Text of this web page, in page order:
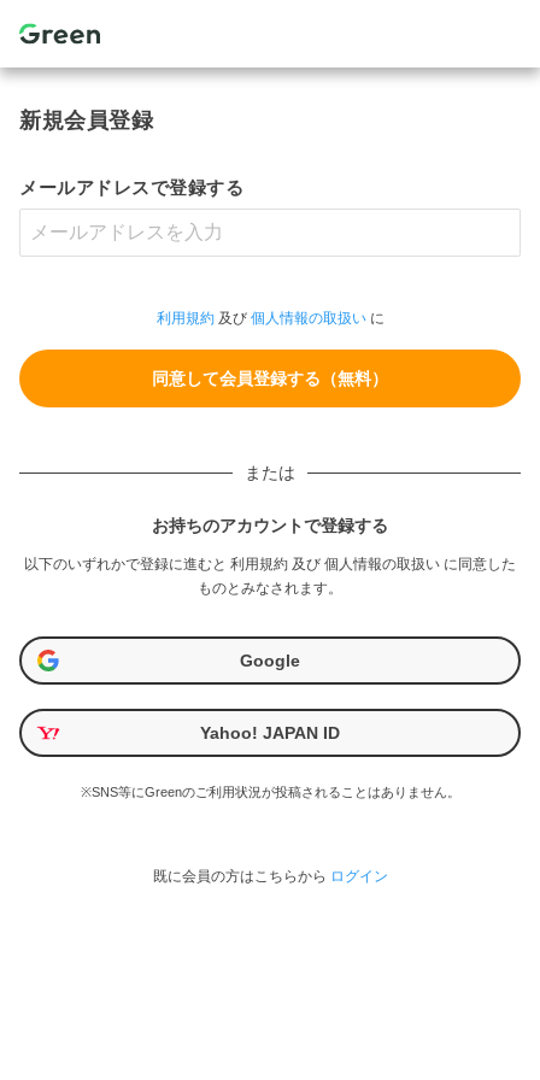
新規会員登録
メールアドレスで登録する
利用規約及び 個人情報の取扱いに
または
お持ちのアカウントで登録する
以下のいずれかで登録に進むと 利用規約 及び 個人情報の取扱い に同意した
ものとみなされます。
Google
Yahoo! JAPAN ID
※SNS等にGreenのご利用状況が投稿されることはありません。
既に会員の方はこちらから ログイン